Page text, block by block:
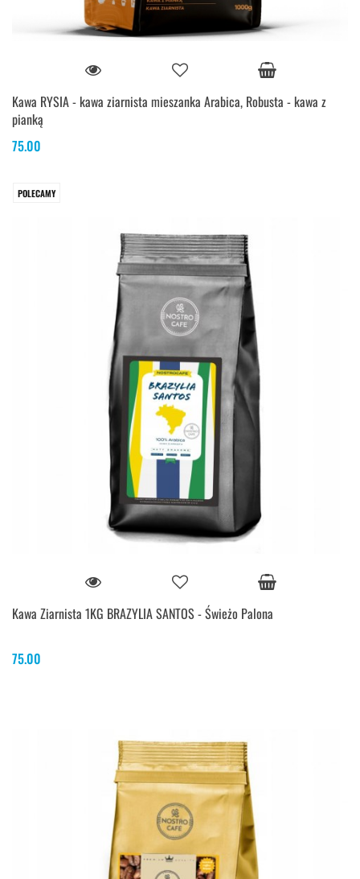
Kawa RYSIA - kawa ziarnista mieszanka Arabica, Robusta - kawa z
pianką
75.00
POLECAMY
Kawa Ziarnista 1KG BRAZYLIA SANTOS - Świeżo Palona
75.00